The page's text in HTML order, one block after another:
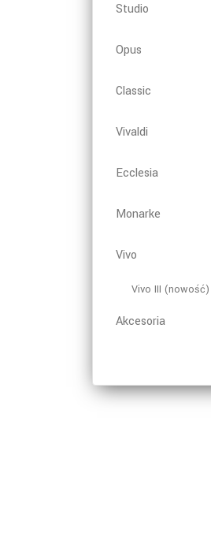
Studio
Opus
Classic
Vivaldi
Ecclesia
Monarke
Vivo
Vivo III (nowość)
Akcesoria